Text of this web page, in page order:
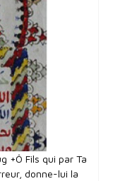
+Ô Fils qui par Ta
donne-lui la